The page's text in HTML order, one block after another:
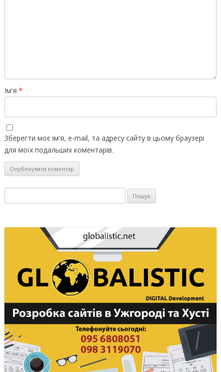
Ім'я *
Зберегти моє ім'я, e-mail, та адресу сайту в цьому браузері
для моїх подальших коментарів.